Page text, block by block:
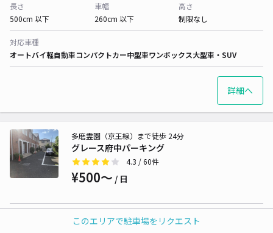
このエリアで駐車場をリクエスト
長さ
500cm 以下
車幅
260cm 以下
高さ
制限なし
対応車種
オートバイ軽自動車コンパクトカー中型車ワンボックス大型車・SUV
詳細へ
グレース府中パーキング
多磨霊園（京王線）まで徒歩 24分
4.3 / 60件
¥500〜 / 日
平置き
可